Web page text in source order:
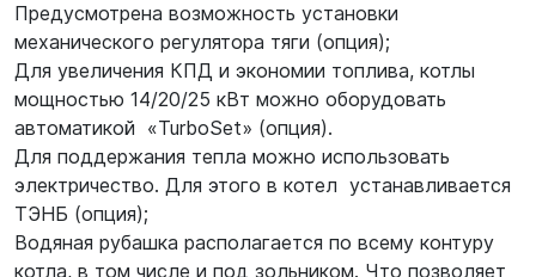
Предусмотрена возможность установки
механического регулятора тяги (опция);
Для увеличения КПД и экономии топлива, котлы
мощностью 14/20/25 кВт можно оборудовать
автоматикой «TurboSet» (опция).
Для поддержания тепла можно использовать
электричество. Для этого в котел устанавливается
ТЭНБ (опция);
Водяная рубашка располагается по всему контуру
котла, в том числе и под зольником. Что позволяет